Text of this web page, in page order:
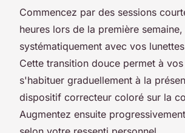
Commencez par des sessions
heures lors de la première
systématiquement avec vos
Cette transition douce permet à
s'habituer graduellement à la
dispositif correcteur coloré sur la
Augmentez ensuite